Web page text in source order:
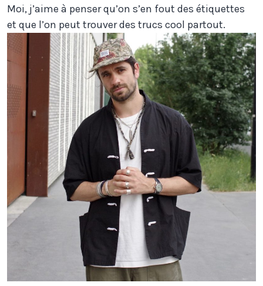
Moi, j’aime à penser qu’on s’en fout des étiquettes
et que l’on peut trouver des trucs cool partout.